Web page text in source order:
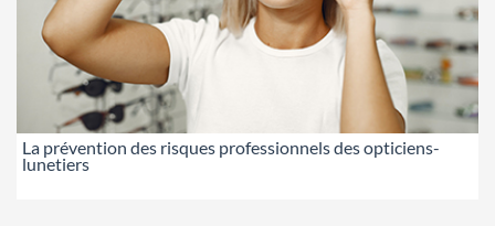
La prévention des risques professionnels des opticiens-
lunetiers